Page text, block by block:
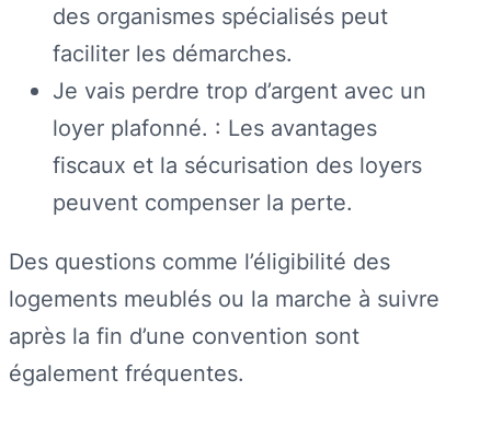
des organismes spécialisés peut
faciliter les démarches.
Je vais perdre trop d’argent avec un
loyer plafonné. : Les avantages
fiscaux et la sécurisation des loyers
peuvent compenser la perte.
Des questions comme l’éligibilité des
logements meublés ou la marche à suivre
après la fin d’une convention sont
également fréquentes.